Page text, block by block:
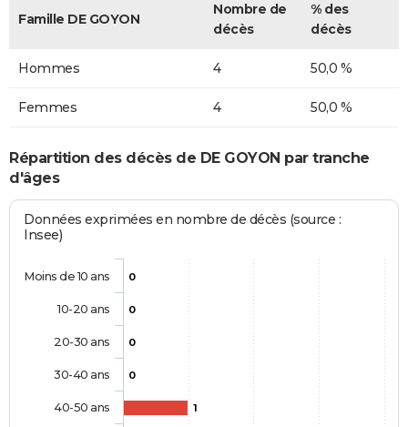
Famille DE GOYON
Nombre de
décès
% des
décès
Hommes 4 50,0 %
Femmes 4 50,0 %
Répartition des décès de DE GOYON par tranche
d'âges
Données exprimées en nombre de décès (source :
Insee)
0
0
0
0
1
Moins de 10 ans
10-20 ans
20-30 ans
30-40 ans
40-50 ans